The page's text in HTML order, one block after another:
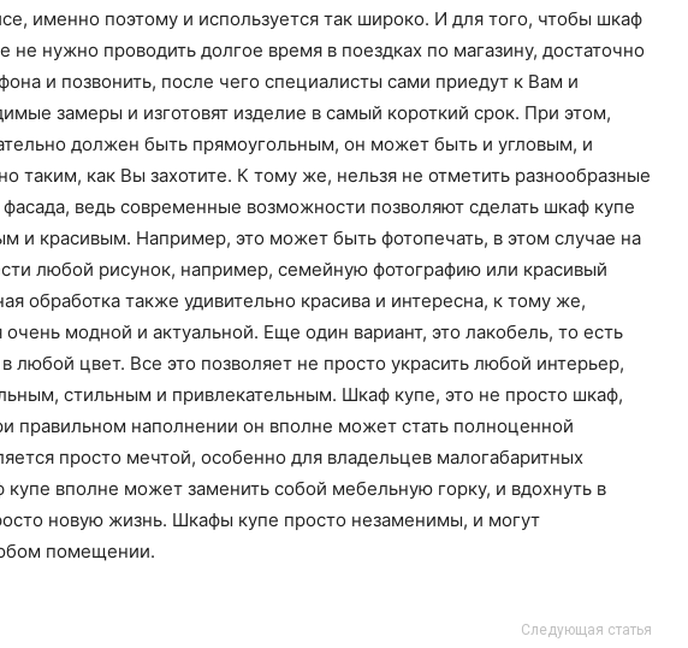
именно поэтому и используется так широко. И для того, чтобы шкаф
не нужно проводить долгое время в поездках по магазину, достаточно
и позвонить, после чего специалисты сами приедут к Вам и
замеры и изготовят изделие в самый короткий срок. При этом,
должен быть прямоугольным, он может быть и угловым, и
таким, как Вы захотите. К тому же, нельзя не отметить разнообразные
ведь современные возможности позволяют сделать шкаф купе
и красивым. Например, это может быть фотопечать, в этом случае на
любой рисунок, например, семейную фотографию или красивый
обработка также удивительно красива и интересна, к тому же,
модной и актуальной. Еще один вариант, это лакобель, то есть
любой цвет. Все это позволяет не просто украсить любой интерьер,
стильным и привлекательным. Шкаф купе, это не просто шкаф,
правильном наполнении он вполне может стать полноценной
просто мечтой, особенно для владельцев малогабаритных
купе вполне может заменить собой мебельную горку, и вдохнуть в
новую жизнь. Шкафы купе просто незаменимы, и могут
помещении.
Следующая статья